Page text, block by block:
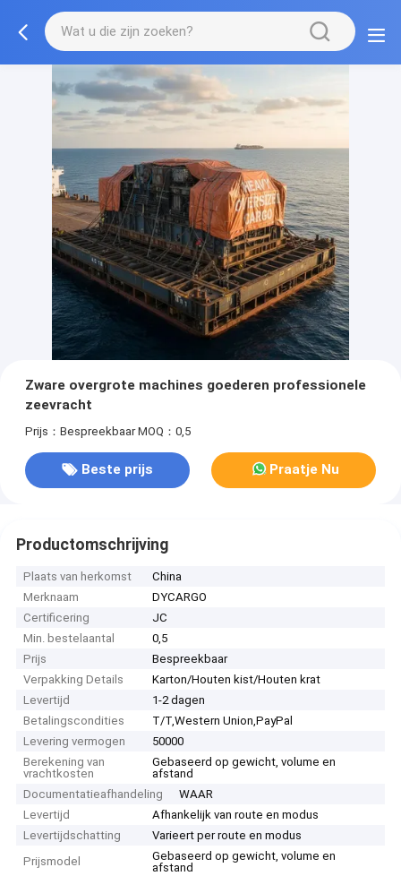
Zware overgrote machines goederen professionele
zeevracht
Prijs：Bespreekbaar MOQ：0,5
Beste prijs Praatje Nu
Productomschrijving
Plaats van herkomst
China
Merknaam
DYCARGO
Certificering
JC
Min. bestelaantal
0,5
Prijs
Bespreekbaar
Verpakking Details
Karton/Houten kist/Houten krat
Levertijd
1-2 dagen
Betalingscondities
T/T,Western Union,PayPal
Levering vermogen
50000
Berekening van
vrachtkosten
Gebaseerd op gewicht, volume en
afstand
Documentatieafhandeling
WAAR
Levertijd
Afhankelijk van route en modus
Levertijdschatting
Varieert per route en modus
Prijsmodel
Gebaseerd op gewicht, volume en
afstand